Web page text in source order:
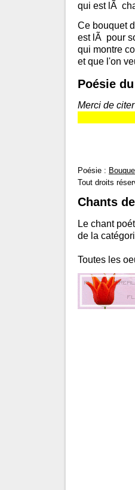
qui est lÃ
Ce bouquet
est lÃ pour
qui montre
et que l'on
Poésie
Merci de
Poésie :
Tout droits
Chants
Le chant
de la
Toutes les